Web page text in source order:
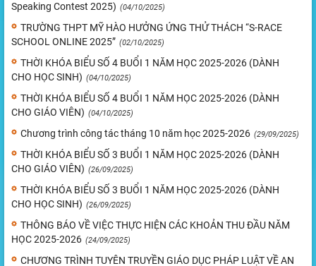
Speaking Contest 2025) (04/10/2025)
TRƯỜNG THPT MỸ HÀO HƯỞNG ỨNG THỬ THÁCH “S-RACE
SCHOOL ONLINE 2025” (02/10/2025)
THỜI KHÓA BIỂU SỐ 4 BUỔI 1 NĂM HỌC 2025-2026 (DÀNH
CHO HỌC SINH) (04/10/2025)
THỜI KHÓA BIỂU SỐ 4 BUỔI 1 NĂM HỌC 2025-2026 (DÀNH
CHO GIÁO VIÊN) (04/10/2025)
Chương trình công tác tháng 10 năm học 2025-2026 (29/09/2025)
THỜI KHÓA BIỂU SỐ 3 BUỔI 1 NĂM HỌC 2025-2026 (DÀNH
CHO GIÁO VIÊN) (26/09/2025)
THỜI KHÓA BIỂU SỐ 3 BUỔI 1 NĂM HỌC 2025-2026 (DÀNH
CHO HỌC SINH) (26/09/2025)
THÔNG BÁO VỀ VIỆC THỰC HIỆN CÁC KHOẢN THU ĐẦU NĂM
HỌC 2025-2026 (24/09/2025)
CHƯƠNG TRÌNH TUYÊN TRUYỀN GIÁO DỤC PHÁP LUẬT VỀ AN